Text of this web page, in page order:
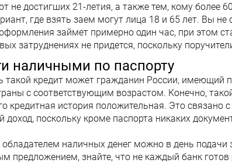
не достигших 21-летия, а также тем, кому более
где взять заем могут лица 18 и 65 лет. Вы
займет примерно один час, при этом
затруднениях не придется, поскольку
наличными по паспорту
такой кредит может гражданин России, имеющий
с соответствующим возрастом. Конечно,
кредитная история положительная. Это
доход, поскольку кроме паспорта никаких
обладателем наличных денег можно в день
предложением, знайте, что не каждый банк